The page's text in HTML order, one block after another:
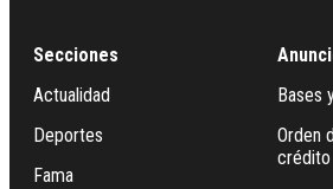
Secciones
Actualidad
Deportes
Fama
Bases
Orden
crédito